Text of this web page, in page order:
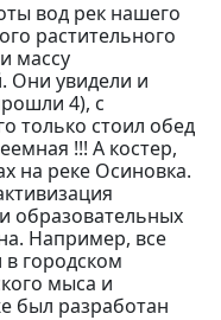
вод рек нашего
растительного
массу
Они увидели и
4), с
только стоил обед
!!! А костер,
на реке Осиновка.
образовательных
Например, все
городском
мыса и
был разработан